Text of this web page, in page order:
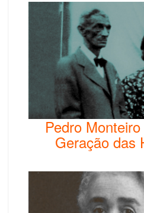
Pedro
Geração das